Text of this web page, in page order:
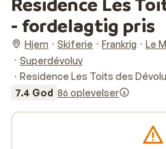
- fordelagtig pris
Hjem Skiferie Frankrig
Le
Superdévoluy
Residence Les Toits des
7.4 God 86 oplevelser